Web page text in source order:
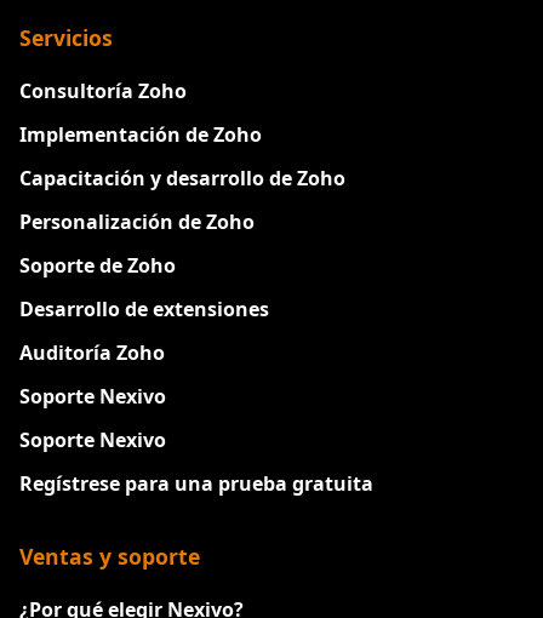
Servicios
Consultoría Zoho
Implementación de Zoho
Capacitación y desarrollo de Zoho
Personalización de Zoho
Soporte de Zoho
Desarrollo de extensiones
Auditoría Zoho
Soporte Nexivo
Soporte Nexivo
Regístrese para una prueba gratuita
Ventas y soporte
¿Por qué elegir Nexivo?